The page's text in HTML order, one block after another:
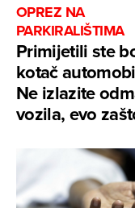
OPREZ NA
PARKIRALIŠTIMA
Primijetili ste
kotač
Ne izlazite
vozila, evo